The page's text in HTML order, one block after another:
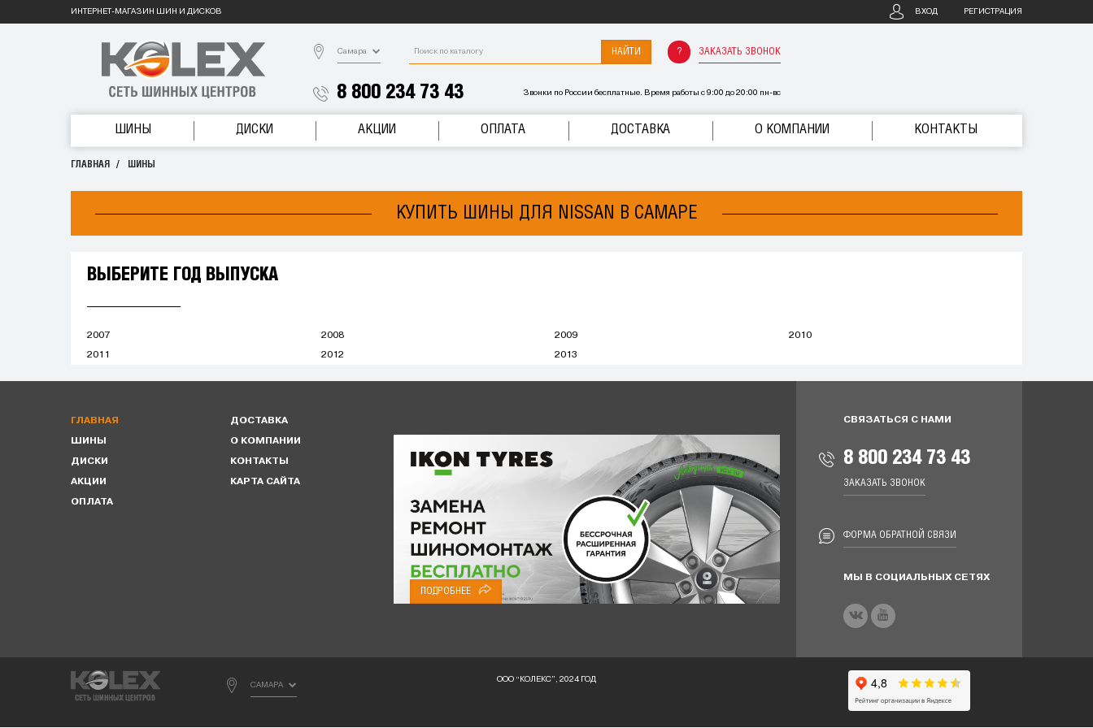
ИНТЕРНЕТ-МАГАЗИН ШИН И ДИСКОВ ВХОД РЕГИСТРАЦИЯ
Самара НАЙТИ ЗАКАЗАТЬ ЗВОНОК
8 800 234 73 43 Звонки по России бесплатные. Время работы с 9:00 до 20:00 пн-вс
ШИНЫ ДИСКИ АКЦИИ ОПЛАТА ДОСТАВКА О КОМПАНИИ КОНТАКТЫ
ГЛАВНАЯ ШИНЫ
КУПИТЬ ШИНЫ ДЛЯ NISSAN В САМАРЕ
ВЫБЕРИТЕ ГОД ВЫПУСКА
2007 2008 2009 2010
2011 2012 2013
ГЛАВНАЯ
ШИНЫ
ДИСКИ
АКЦИИ
ОПЛАТА
ДОСТАВКА
О КОМПАНИИ
КОНТАКТЫ
КАРТА САЙТА
ПОДРОБНЕЕ
СВЯЗАТЬСЯ С НАМИ
8 800 234 73 43
ЗАКАЗАТЬ ЗВОНОК
ФОРМА ОБРАТНОЙ СВЯЗИ
МЫ В СОЦИАЛЬНЫХ СЕТЯХ
САМАРА
ООО “КОЛЕКС”, 2024 ГОД